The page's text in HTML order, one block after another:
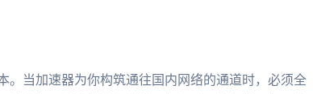
。当加速器为你构筑通往国内网络的通道时，必须全